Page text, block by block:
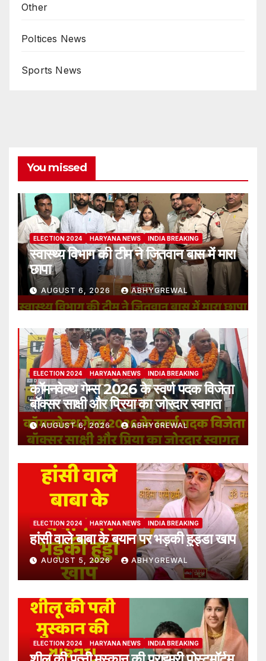
Other
Poltices News
Sports News
You missed
ELECTION 2024 HARYANA NEWS INDIA BREAKING
स्वास्थ्य विभाग की टीम ने जितवान बास में मारा
छापा
AUGUST 6, 2026 ABHYGREWAL
ELECTION 2024 HARYANA NEWS INDIA BREAKING
कॉमनवेल्थ गेम्स 2026 के स्वर्ण पदक विजेता
बॉक्सर साक्षी और प्रिया का जोरदार स्वागत
AUGUST 6, 2026 ABHYGREWAL
ELECTION 2024 HARYANA NEWS INDIA BREAKING
हांसी वाले बाबा के बयान पर भड़की हुड्डा खाप
AUGUST 5, 2026 ABHYGREWAL
ELECTION 2024 HARYANA NEWS INDIA BREAKING